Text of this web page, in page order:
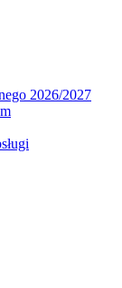
2026/2027